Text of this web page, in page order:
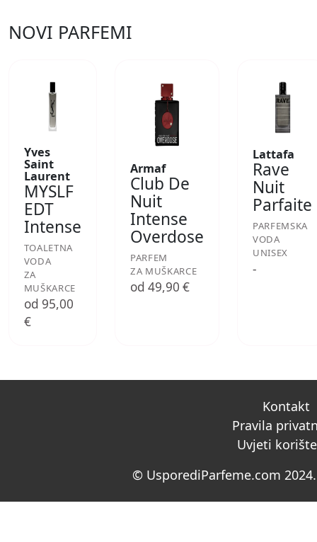
NOVI PARFEMI
Yves
Saint
Laurent
MYSLF
EDT
Intense
TOALETNA
VODA
ZA
MUŠKARCE
od 95,00
€
Armaf
Club De
Nuit
Intense
Overdose
PARFEM
ZA MUŠKARCE
od 49,90 €
Lattafa
Rave
Nuit
Parfaite
PARFEMSKA
VODA
UNISEX
-
Kontakt
Pravila
Uvjeti
© UsporediParfeme.com